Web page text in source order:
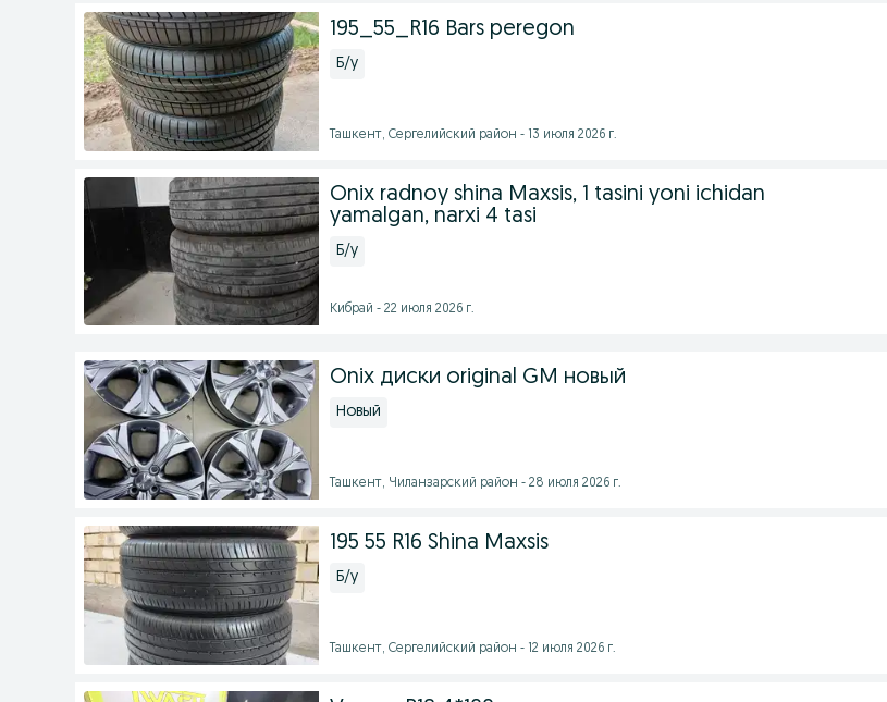
195_55_R16 Bars peregon
Б/у
Ташкент, Сергелийский район - 13 июля 2026 г.
Onix radnoy shina Maxsis, 1 tasini yoni ichidan
yamalgan, narxi 4 tasi
Б/у
Кибрай - 22 июля 2026 г.
Onix диски original GM новый
Новый
Ташкент, Чиланзарский район - 28 июля 2026 г.
195 55 R16 Shina Maxsis
Б/у
Ташкент, Сергелийский район - 12 июля 2026 г.